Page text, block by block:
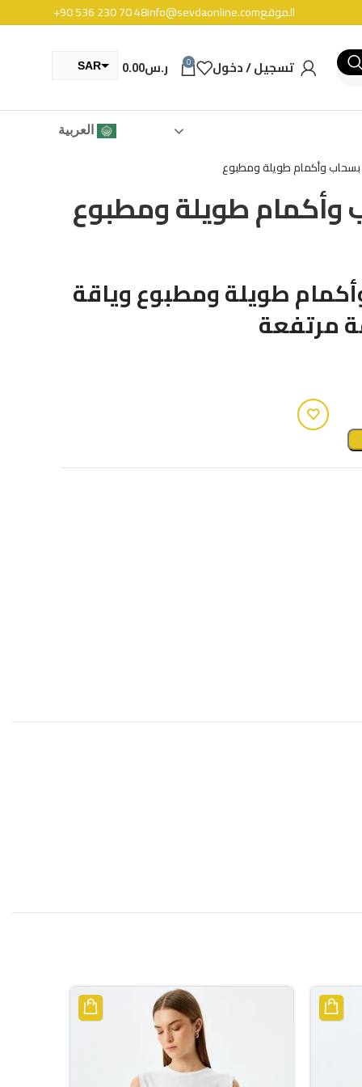
الموقعinfo@sevdaonline.com
+90 536 230 70 48
تسجيل / دخول 0 ر.س0.00
SAR
العربية
وأكمام طويلة ومطبوع
طويلة ومطبوع
طويلة ومطبوع وياقة
مرتفعة